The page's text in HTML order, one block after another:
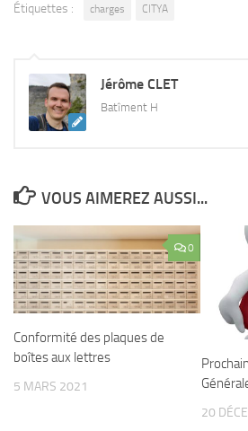
Étiquettes : charges CITYA
Jérôme CLET
Batîment H
VOUS AIMEREZ AUSSI...
0
Conformité des plaques de
boîtes aux lettres
5 MARS 2021
20